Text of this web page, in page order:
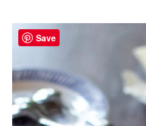
Save